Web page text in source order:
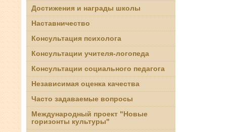
Достижения и награды школы
Наставничество
Консультация психолога
Консультации учителя-логопеда
Консультации социального педагога
Независимая оценка качества
Часто задаваемые вопросы
Международный проект "Новые
горизонты культуры"